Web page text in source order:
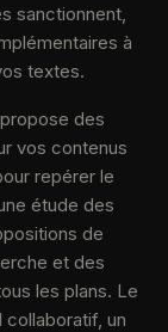
sanctionnent,
à
textes.
des
vos contenus
repérer le
étude des
de
et des
les plans. Le
un